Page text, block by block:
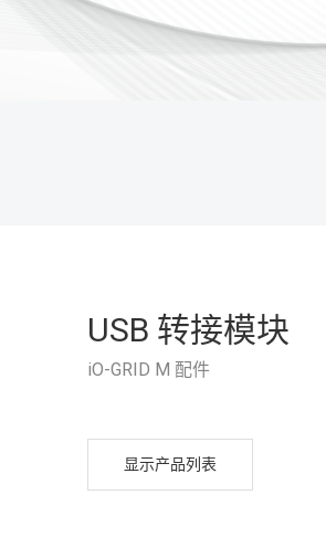
USB 转接模块
iO-GRID M 配件
显示产品列表